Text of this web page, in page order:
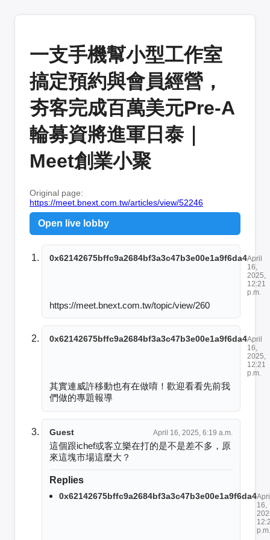
一支手機幫小型工作室
搞定預約與會員經營，
夯客完成百萬美元Pre-A
輪募資將進軍日泰｜
Meet創業小聚
Original page:
https://meet.bnext.com.tw/articles/view/52246
Open live lobby
0x62142675bffc9a2684bf3a3c47b3e00e1a9f6da4April
16,
2025,
12:21
p.m.
https://meet.bnext.com.tw/topic/view/260
0x62142675bffc9a2684bf3a3c47b3e00e1a9f6da4April
16,
2025,
12:21
p.m.
其實連威許移動也有在做唷！歡迎看看先前我
們做的專題報導
Guest April 16, 2025, 6:19 a.m.
這個跟ichef或客立樂在打的是不是差不多，原
來這塊市場這麼大？
Replies
0x62142675bffc9a2684bf3a3c47b3e00e1a9f6da4
16,
p.m.